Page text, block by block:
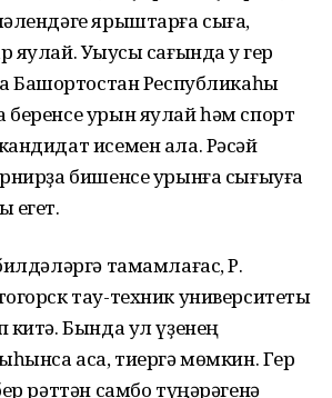
ярыштарға сыға,
Уҡыусы сағында уҡ гер
Башҡортостан Республикаһы
урын яулай һәм спорт
исемен ала. Рәсәй
бишенсе урынға сығыуға
егет.
тамамлағас, Р.
тау-техник университеты
китә. Бында ул үҙенең
аса, тиергә мөмкин. Гер
рәттән самбо түңәрәгенә